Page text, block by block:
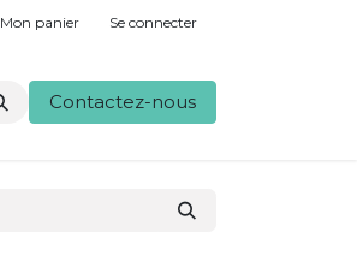
Mon panier Se connecter
Contactez-nous